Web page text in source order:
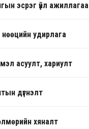
эсрэг үйл ажиллагаа
нөөцийн удирлага
асуулт, хариулт
дүгнэлт
хяналт